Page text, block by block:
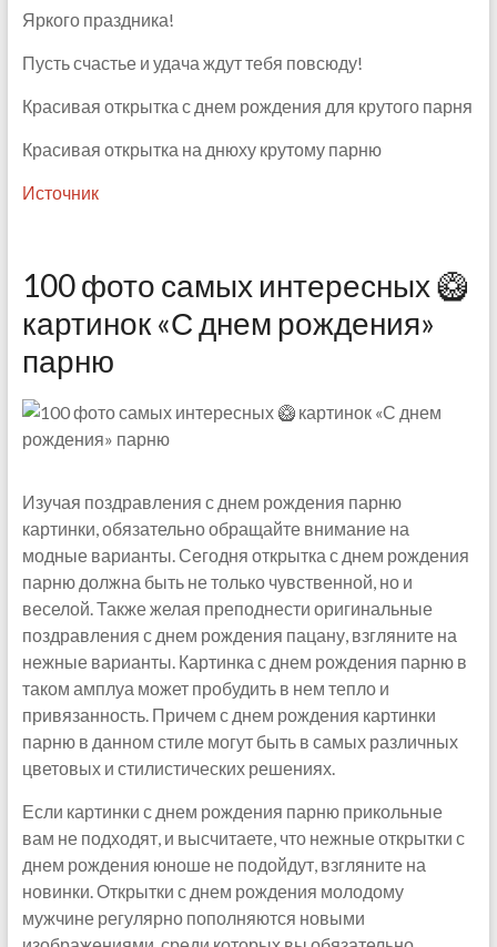
Яркого праздника!
Пусть счастье и удача ждут тебя повсюду!
Красивая открытка с днем рождения для крутого парня
Красивая открытка на днюху крутому парню
Источник
100 фото самых интересных 🥝
картинок «С днем рождения»
парню
Изучая поздравления с днем рождения парню
картинки, обязательно обращайте внимание на
модные варианты. Сегодня открытка с днем рождения
парню должна быть не только чувственной, но и
веселой. Также желая преподнести оригинальные
поздравления с днем рождения пацану, взгляните на
нежные варианты. Картинка с днем рождения парню в
таком амплуа может пробудить в нем тепло и
привязанность. Причем с днем рождения картинки
парню в данном стиле могут быть в самых различных
цветовых и стилистических решениях.
Если картинки с днем рождения парню прикольные
вам не подходят, и высчитаете, что нежные открытки с
днем рождения юноше не подойдут, взгляните на
новинки. Открытки с днем рождения молодому
мужчине регулярно пополняются новыми